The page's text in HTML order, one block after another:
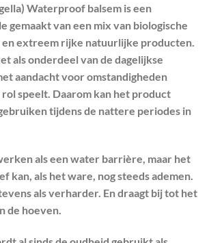
Waterproof balsem is een
gemaakt van een mix van biologische
en extreem rijke natuurlijke producten.
als onderdeel van de dagelijkse
aandacht voor omstandigheden
speelt. Daarom kan het product
tijdens de nattere periodes in
als een water barrière, maar het
kan, als het ware, nog steeds ademen.
als verharder. En draagt bij tot het
de hoeven.